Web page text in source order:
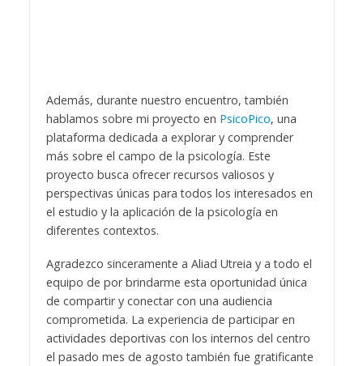
Además, durante nuestro encuentro, también
hablamos sobre mi proyecto en PsicoPico, una
plataforma dedicada a explorar y comprender
más sobre el campo de la psicología. Este
proyecto busca ofrecer recursos valiosos y
perspectivas únicas para todos los interesados en
el estudio y la aplicación de la psicología en
diferentes contextos.
Agradezco sinceramente a Aliad Utreia y a todo el
equipo de por brindarme esta oportunidad única
de compartir y conectar con una audiencia
comprometida. La experiencia de participar en
actividades deportivas con los internos del centro
el pasado mes de agosto también fue gratificante